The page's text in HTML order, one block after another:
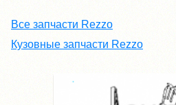
Все запчасти Rezzo
Кузовные запчасти Rezzo